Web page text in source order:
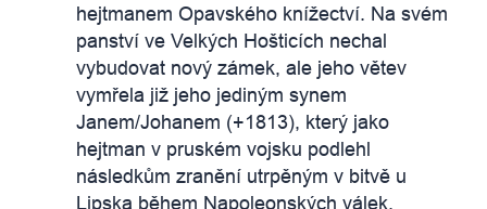
hejtmanem Opavského knížectví. Na svém
panství ve Velkých Hošticích nechal
vybudovat nový zámek, ale jeho větev
vymřela již jeho jediným synem
Janem/Johanem (+1813), který jako
hejtman v pruském vojsku podlehl
následkům zranění utrpěným v bitvě u
Lipska během Napoleonských válek.